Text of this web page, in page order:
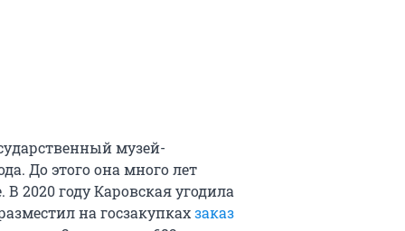
музей-
До этого она много лет
2020 году Каровская угодила
на госзакупкахзаказ